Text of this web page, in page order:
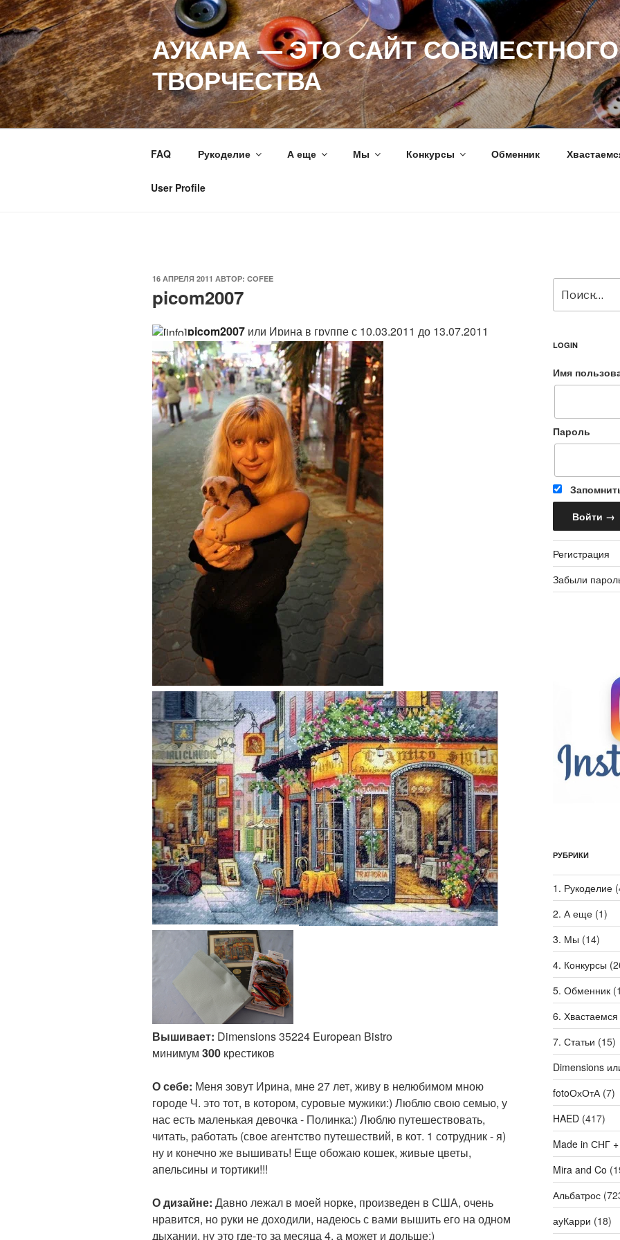
Перейти
к
содержимому
АУКАРА — ЭТО САЙТ СОВМЕСТНОГО
ТВОРЧЕСТВА
FAQ Рукоделие А еще Мы Конкурсы Обменник
User Profile
ОПУБЛИКОВАНО
16 АПРЕЛЯ 2011 АВТОР: COFEE
picom2007
picom2007 или Ирина в группе с 10.03.2011 до 13.07.2011
Вышивает: Dimensions 35224 European Bistro
минимум 300 крестиков
О себе: Меня зовут Ирина, мне 27 лет, живу в нелюбимом мною
городе Ч. это тот, в котором, суровые мужики:) Люблю свою семью, у
нас есть маленькая девочка - Полинка:) Люблю путешествовать,
читать, работать (свое агентство путешествий, в кот. 1 сотрудник - я)
ну и конечно же вышивать! Еще обожаю кошек, живые цветы,
апельсины и тортики!!!
О дизайне: Давно лежал в моей норке, произведен в США, очень
нравится, но руки не доходили, надеюсь с вами вышить его на одном
дыхании, ну это где-то за месяца 4, а может и дольше:)
LOGIN
Имя
Пароль
Регистрация
Забыли
РУБРИКИ
1. Рукоделие
2. А еще(1)
3. Мы (14)
4. Конкурсы
5. Обменник
6. Хвастаемся
7. Статьи (15)
Dimensions
fotoОхОтА(7)
HAED(417)
Made in СНГ
Mira and Co
Альбатрос
ауКарри (18)